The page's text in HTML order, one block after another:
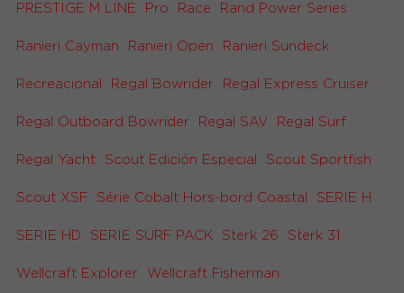
PRESTIGE M LINE Pro Race Rand Power Series
Ranieri Cayman Ranieri Open Ranieri Sundeck
Recreacional Regal Bowrider Regal Express Cruiser
Regal Outboard Bowrider Regal SAV Regal Surf
Regal Yacht Scout Edición Especial Scout Sportfish
Scout XSF Série Cobalt Hors-bord Coastal SERIE H
SERIE HD SERIE SURF PACK Sterk 26 Sterk 31
Wellcraft Explorer Wellcraft Fisherman